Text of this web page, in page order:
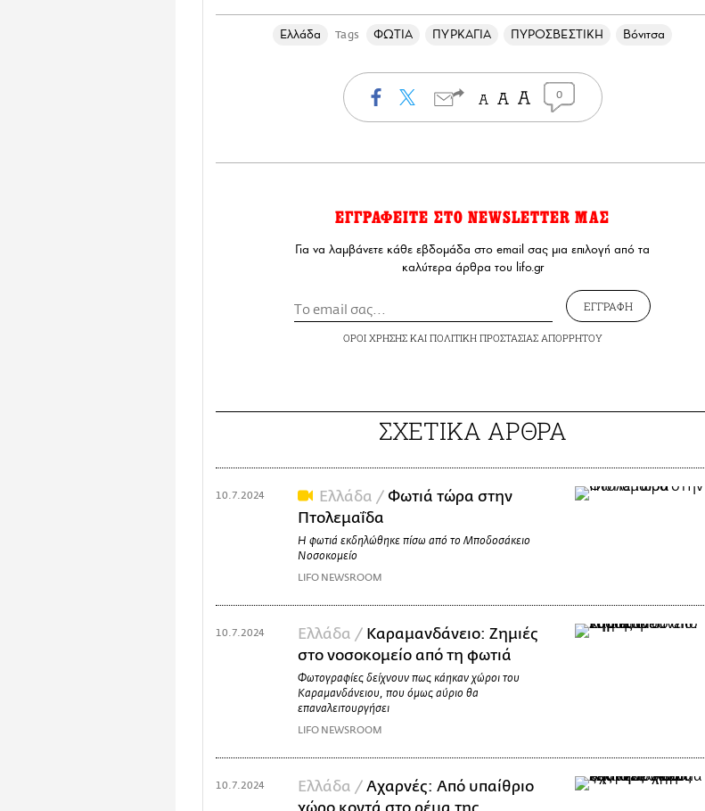
Ελλάδα Tags ΦΩΤΙΑ ΠΥΡΚΑΓΙΑ ΠΥΡΟΣΒΕΣΤΙΚΗ Βόνιτσα
0
ΕΓΓΡΑΦΕΙΤΕ ΣΤΟ NEWSLETTER ΜΑΣ
Για να λαμβάνετε κάθε εβδομάδα στο email σας μια επιλογή από τα
καλύτερα άρθρα του lifo.gr
ΕΓΓΡΑΦΗ
ΟΡΟΙ ΧΡΗΣΗΣΚΑΙ ΠΟΛΙΤΙΚΗ ΠΡΟΣΤΑΣΙΑΣ ΑΠΟΡΡΗΤΟΥ
ΣΧΕΤΙΚΑ ΑΡΘΡΑ
Ελλάδα / Φωτιά τώρα στην
Πτολεμαΐδα
Η φωτιά εκδηλώθηκε πίσω από το Μποδοσάκειο
Νοσοκομείο
LIFO NEWSROOM
10.7.2024
Ελλάδα / Καραμανδάνειο: Ζημιές
στο νοσοκομείο από τη φωτιά
Φωτογραφίες δείχνουν πως κάηκαν χώροι του
Καραμανδάνειου, που όμως αύριο θα
επαναλειτουργήσει
LIFO NEWSROOM
10.7.2024
Ελλάδα /Αχαρνές: Από υπαίθριο
10.7.2024